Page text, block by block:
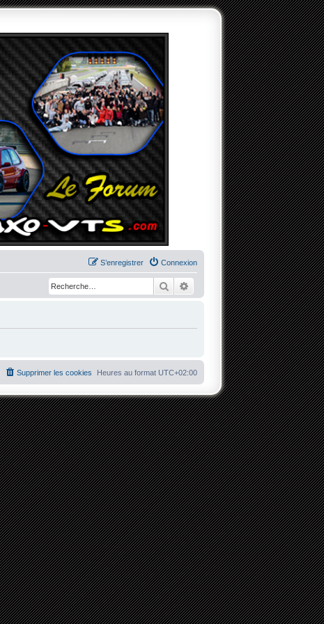
Connexion
S’enregistrer
RechercherRecherche avancée
Heures au format UTC+02:00
Supprimer les cookies